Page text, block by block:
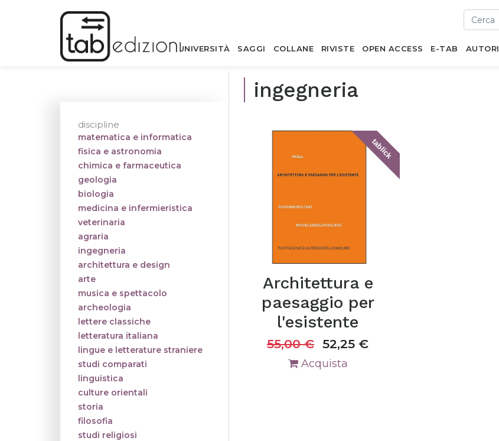
UNIVERSITÀ SAGGI COLLANE RIVISTE OPEN ACCESS E-TAB AUTORI
ingegneria
discipline
matematica e informatica
fisica e astronomia
chimica e farmaceutica
geologia
biologia
medicina e infermieristica
veterinaria
agraria
ingegneria
architettura e design
arte
musica e spettacolo
archeologia
lettere classiche
letteratura italiana
lingue e letterature straniere
studi comparati
linguistica
culture orientali
storia
filosofia
studi religiosi
tablick
Architettura e
paesaggio per
l'esistente
55,00€ 52,25 €
Acquista